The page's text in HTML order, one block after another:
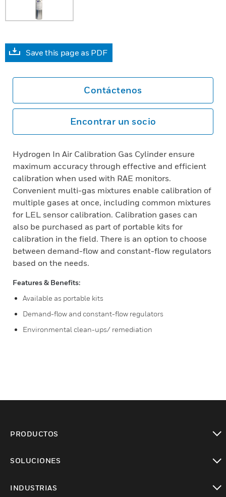
Save this page as PDF
Contáctenos
Encontrar un socio
Hydrogen In Air Calibration Gas Cylinder ensure
maximum accuracy through effective and efficient
calibration when used with RAE monitors.
Convenient multi-gas mixtures enable calibration of
multiple gases at once, including common mixtures
for LEL sensor calibration. Calibration gases can
also be purchased as part of portable kits for
calibration in the field. There is an option to choose
between demand-flow and constant-flow regulators
based on the needs.
Features & Benefits:
Available as portable kits
Demand-flow and constant-flow regulators
Environmental clean-ups/ remediation
PRODUCTOS
SOLUCIONES
INDUSTRIAS